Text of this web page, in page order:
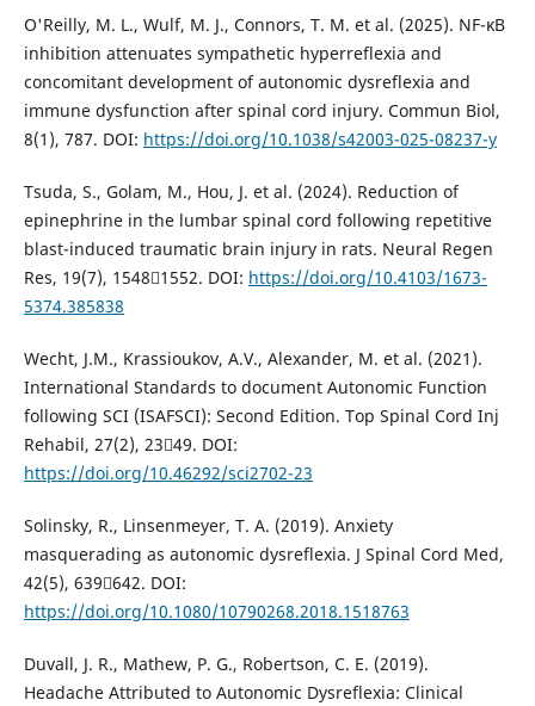
O'Reilly, M. L., Wulf, M. J., Connors, T. M. et al. (2025). NF-κB
inhibition attenuates sympathetic hyperreflexia and
concomitant development of autonomic dysreflexia and
immune dysfunction after spinal cord injury. Commun Biol,
8(1), 787. DOI: https://doi.org/10.1038/s42003-025-08237-y
Tsuda, S., Golam, M., Hou, J. et al. (2024). Reduction of
epinephrine in the lumbar spinal cord following repetitive
blast-induced traumatic brain injury in rats. Neural Regen
Res, 19(7), 15481552. DOI: https://doi.org/10.4103/1673-
5374.385838
Wecht, J.M., Krassioukov, A.V., Alexander, M. et al. (2021).
International Standards to document Autonomic Function
following SCI (ISAFSCI): Second Edition. Top Spinal Cord Inj
Rehabil, 27(2), 2349. DOI:
https://doi.org/10.46292/sci2702-23
Solinsky, R., Linsenmeyer, T. A. (2019). Anxiety
masquerading as autonomic dysreflexia. J Spinal Cord Med,
42(5), 639642. DOI:
https://doi.org/10.1080/10790268.2018.1518763
Duvall, J. R., Mathew, P. G., Robertson, C. E. (2019).
Headache Attributed to Autonomic Dysreflexia: Clinical